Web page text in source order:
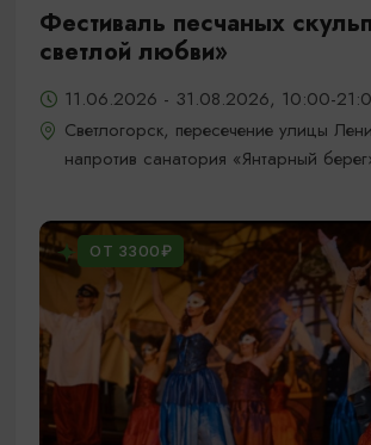
Фестиваль песчаных
светлой любви»
11.06.2026 - 31.08.2026, 10:00-
Светлогорск, пересечение улицы
напротив санатория «Янтарный
ОТ 3300₽